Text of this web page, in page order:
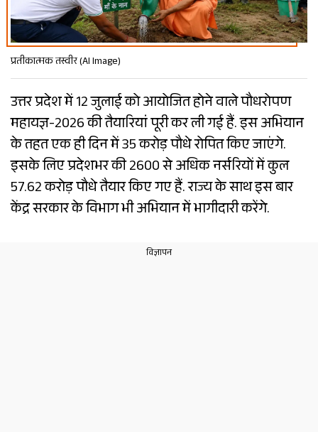
प्रतीकात्मक तस्वीर (AI Image)
उत्तर प्रदेश में 12 जुलाई को आयोजित होने वाले पौधरोपण
महायज्ञ-2026 की तैयारियां पूरी कर ली गई हैं. इस अभियान
के तहत एक ही दिन में 35 करोड़ पौधे रोपित किए जाएंगे.
इसके लिए प्रदेशभर की 2600 से अधिक नर्सरियों में कुल
57.62 करोड़ पौधे तैयार किए गए हैं. राज्य के साथ इस बार
केंद्र सरकार के विभाग भी अभियान में भागीदारी करेंगे.